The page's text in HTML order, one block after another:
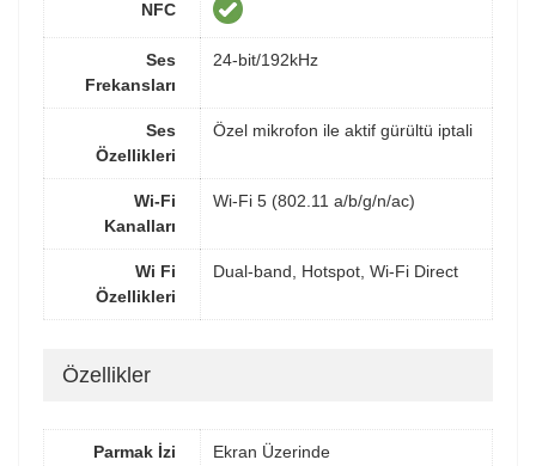
NFC
Ses
Frekansları
24-bit/192kHz
Ses
Özellikleri
Özel mikrofon ile aktif gürültü iptali
Wi-Fi
Kanalları
Wi-Fi 5 (802.11 a/b/g/n/ac)
Wi Fi
Özellikleri
Dual-band, Hotspot, Wi-Fi Direct
Özellikler
Parmak İzi
Ekran Üzerinde